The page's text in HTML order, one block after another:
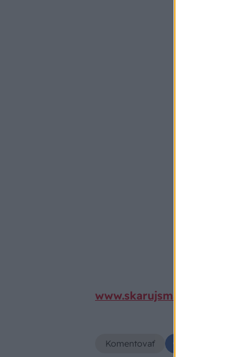
www.skarujsmapei.sk
Komentovať